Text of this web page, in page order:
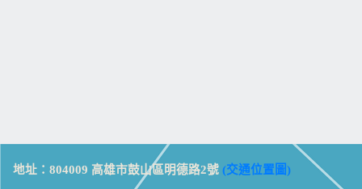
地址：804009 高雄市鼓山區明德路2號 (交通位置圖)